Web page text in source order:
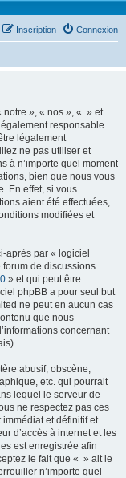
Connexion
Inscription
notre », « nos », « » et
responsable
légalement
ne pas utiliser et
à n’importe quel moment
bien que nous vous
En effet, si vous
aient été effectuées,
modifiées et
après par « logiciel
de discussions
» et qui peut être
phpBB a pour seul but
ne peut en aucun cas
que nous
concernant
abusif, obscène,
etc. qui pourrait
lequel le serveur de
ne respectez pas ces
et définitif et
d’accès à internet et les
est enregistrée afin
le fait que « » ait le
n’importe quel